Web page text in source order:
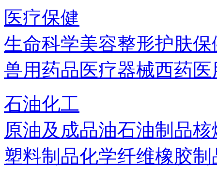
医疗保健
生命科学美容整形护肤保
兽用药品医疗器械西药
石油化工
原油及成品油石油制品核
塑料制品化学纤维橡胶制